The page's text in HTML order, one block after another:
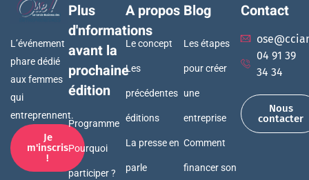
L’événement
phare dédié
aux femmes
qui
entreprennent.
Je
m'inscris
!
Plus
d'nformations
avant la
prochaine
édition
Programme
Pourquoi
participer ?
A propos
Le concept
Les
précédentes
éditions
La presse en
parle
Blog
Les étapes
pour créer
une
entreprise
Comment
financer son
Contact
04 91 39
34 34
Nous
contacter